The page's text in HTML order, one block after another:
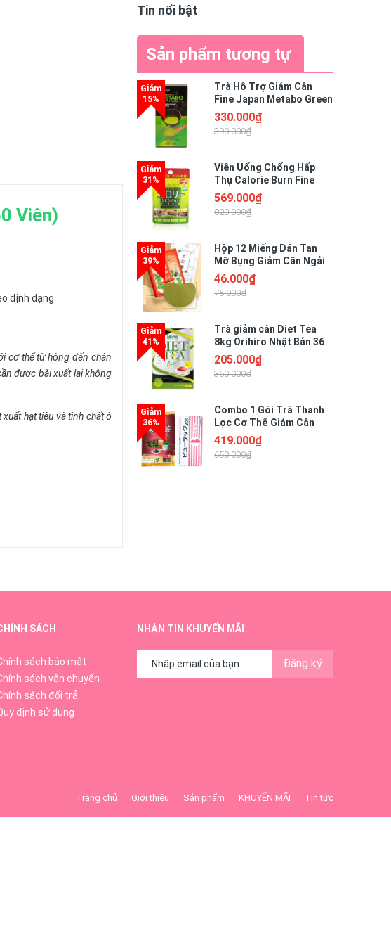
Viên)
định dạng
cơ thể từ hông đến chân
được bài xuất lại không
hạt tiêu và tinh chất ô
Tin nổi bật
Sản phẩm tương tự
Trà Hỗ Trợ Giảm Cân
Fine Japan Metabo Green
Tea Nhật Bản (Hộp 30
Gói)
330.000₫
390.000₫
Viên Uống Chống Hấp
Thụ Calorie Burn Fine
Japan Nhật Bản Gói 150
Viên
569.000₫
820.000₫
Hộp 12 Miếng Dán Tan
Mỡ Bụng Giảm Cân Ngải
Cứu Detox Giảm Mỡ Eo
Thon Gọn Hiệu Quả Tiện
Lợi
46.000₫
75.000₫
Trà giảm cân Diet Tea
8kg Orihiro Nhật Bản 36
gói
205.000₫
350.000₫
Combo 1 Gói Trà Thanh
Lọc Cơ Thể Giảm Cân
Giảm Mỡ Bụng + 1 Hộp 8
vỉ nhuận tràng Nhật Bản
419.000₫
650.000₫
SÁCH
sách bảo mật
sách vận chuyển
sách đổi trả
định sử dụng
NHẬN TIN KHUYẾN MÃI
Đăng ký
Trang chủ Giới thiệu Sản phẩm KHUYẾN MÃI Tin tức